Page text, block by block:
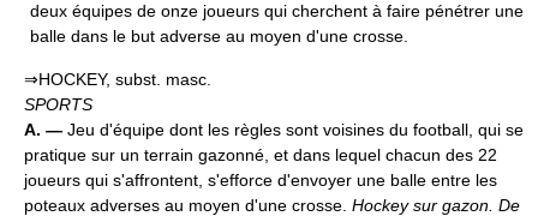
deux équipes de onze joueurs qui cherchent à faire pénétrer une
balle dans le but adverse au moyen d'une crosse.
⇒HOCKEY, subst. masc.
SPORTS
A. — Jeu d'équipe dont les règles sont voisines du football, qui se
pratique sur un terrain gazonné, et dans lequel chacun des 22
joueurs qui s'affrontent, s'efforce d'envoyer une balle entre les
poteaux adverses au moyen d'une crosse. Hockey sur gazon. De